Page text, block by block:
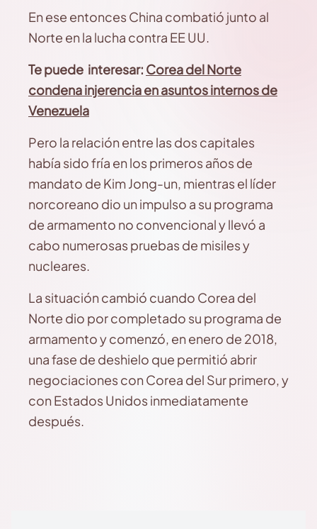
En ese entonces China combatió junto al
Norte en la lucha contra EE UU.
Te puede interesar: Corea del Norte
condena injerencia en asuntos internos de
Venezuela
Pero la relación entre las dos capitales
había sido fría en los primeros años de
mandato de Kim Jong-un, mientras el líder
norcoreano dio un impulso a su programa
de armamento no convencional y llevó a
cabo numerosas pruebas de misiles y
nucleares.
La situación cambió cuando Corea del
Norte dio por completado su programa de
armamento y comenzó, en enero de 2018,
una fase de deshielo que permitió abrir
negociaciones con Corea del Sur primero, y
con Estados Unidos inmediatamente
después.